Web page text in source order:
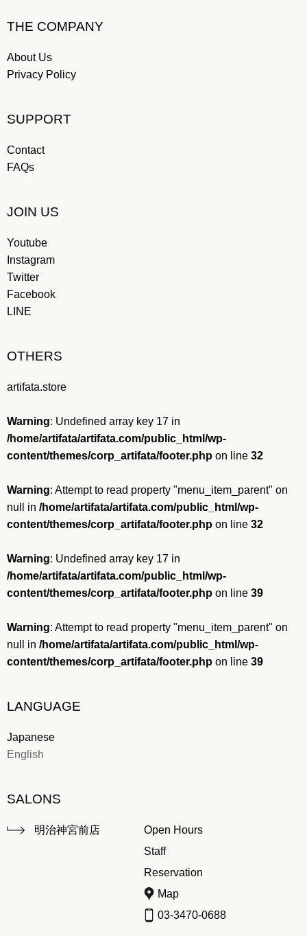
THE COMPANY
About Us
Privacy Policy
SUPPORT
Contact
FAQs
JOIN US
Youtube
Instagram
Twitter
Facebook
LINE
OTHERS
artifata.store
Warning: Undefined array key 17 in
/home/artifata/artifata.com/public_html/wp-
content/themes/corp_artifata/footer.php on line 32
Warning: Attempt to read property "menu_item_parent" on
null in /home/artifata/artifata.com/public_html/wp-
content/themes/corp_artifata/footer.php on line 32
Warning: Undefined array key 17 in
/home/artifata/artifata.com/public_html/wp-
content/themes/corp_artifata/footer.php on line 39
Warning: Attempt to read property "menu_item_parent" on
null in /home/artifata/artifata.com/public_html/wp-
content/themes/corp_artifata/footer.php on line 39
LANGUAGE
English
Japanese
SALONS
明治神宮前店
Open Hours
Staff
Reservation
Map
03-3470-0688